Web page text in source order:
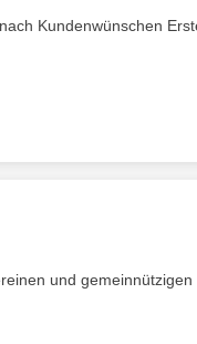
Kundenwünschen
und gemeinnützigen